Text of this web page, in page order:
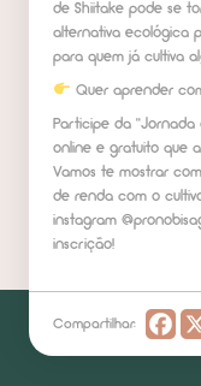
de Shiitake pode se
alternativa ecológica
para quem já cultiva
Quer aprender
Participe da “Jornada
online e gratuito que
Vamos te mostrar
de renda com o
instagram
inscrição!
Compartilhar: